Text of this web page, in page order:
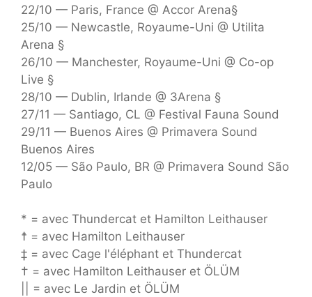
22/10 — Paris, France @ Accor Arena§
25/10 — Newcastle, Royaume-Uni @ Utilita
Arena §
26/10 — Manchester, Royaume-Uni @ Co-op
Live §
28/10 — Dublin, Irlande @ 3Arena §
27/11 — Santiago, CL @ Festival Fauna Sound
29/11 — Buenos Aires @ Primavera Sound
Buenos Aires
12/05 — São Paulo, BR @ Primavera Sound São
Paulo
* = avec Thundercat et Hamilton Leithauser
☨ = avec Hamilton Leithauser
‡ = avec Cage l'éléphant et Thundercat
† = avec Hamilton Leithauser et ÖLÜM
|| = avec Le Jardin et ÖLÜM